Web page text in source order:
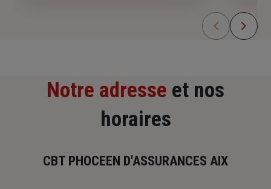
Notre adresse et nos
horaires
CBT PHOCEEN D'ASSURANCES AIX